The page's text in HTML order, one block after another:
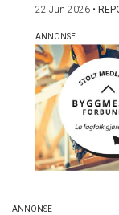
22 Jun 2026 •